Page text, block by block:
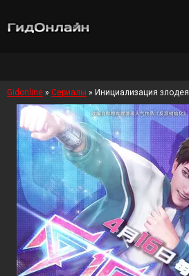
Gidonline » Сериалы » Инициализация злодея